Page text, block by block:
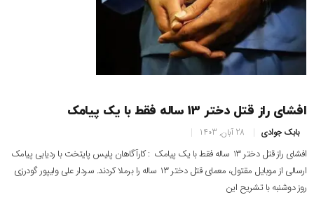
افشای راز قتل دختر 13 ساله فقط با یک پیامک
بابک جوادی 28 آبان, 1403
افشای راز قتل دختر 13 ساله فقط با یک پیامک : کارآگاهان پلیس پایتخت با ردیابی پیامک
ارسالی از موبایل مقتول، معمای قتل دختر ۱۳ ساله را برملا کردند. سردار علی ولیپور گودرزی
روز دوشنبه با تشریح این